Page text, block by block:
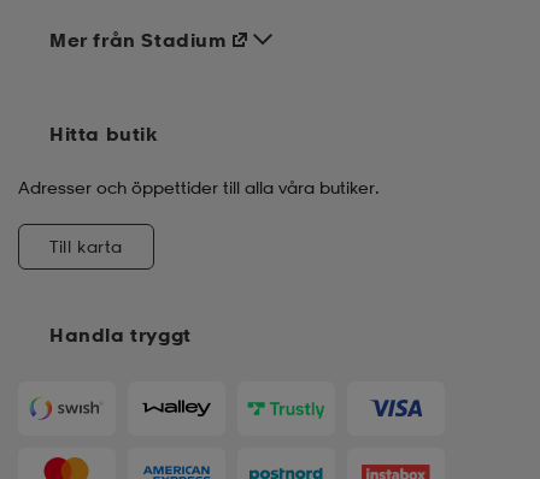
Handla tryggt
Mer från Stadium
Hitta butik
Adresser och öppettider till alla våra butiker.
Till karta